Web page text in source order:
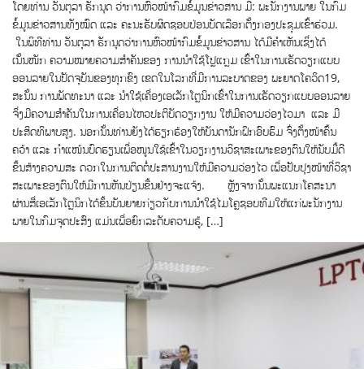
ໂດຍທ່ານ ວັນຕຸລາ ຣັກນຸດ ວ່າການຫົວໜ້າກົມຂໍ້ມູນຂ່າວສານ ມີ: ພະນັກງານພາຍ ໃນກົມ
ຂໍ້ມູນຂ່າວສານທັງໝົດ ແລະ ຄະນະຮັບຜິດຊອບປ່ອນບັດເລືອກຕັ້ງກອງປະຊຸມເຂົ້າຮ່ວມ.
ໃນພິທີທ່ານ ວັນຕຸລາ ຣັກນຸດວ່າການຫົວໜ້າກົມຂໍ້ມູນຂ່າວສານ ​ໄດ້ມີຄໍາເຫັນເຊິ່ງໄດ້
ເນັ້ນໜັກ ຄວາມໝາຍຄວາມສຳຄັນຂອງ ການນໍາໃຊ້ໂປຼແກຼມ ເຂົ້າໃນການເຮັດວຽກແບບ
ອອນລາຍໃນປັດຈຸບັນຂອງທຸກຂົງ ເຂດໃນໂລກທີ່ມີການລະບາດຂອງ ພະຍາດໂຄວິດ19,
ສະນັ້ນ ການພັດທະນາ ແລະ ນຳໃຊ້ເຄື່ອງເອເລັກໂຕຼນິກເຂົ້າໃນການເຮັດວຽກແບບອອນລາຍ
ຈຶ່ງມີຄວາມສໍາຄັນໃນການເຄື່ອນໄຫວປະຕິບັດວຽກງານ ໃຫ້ມີຄວາມວ່ອງໄວມາ ແລະ ມີ
ປະສິດທິພາບສູງ. ນອກນັ້ນທ່ານຍັງໄດ້​ຮຽກຮ້ອງ​ໃຫ້​ບັນດານັກຝຶກອົບຮົມ ​ຈົ່ງ​ຕັ້ງໜ້າຄົ້ນ
ຄວ້າ ແລະ ກຳແໜ້ນບົດຮຽນເພື່ອໜູນໃຊ້ເຂົ້າໃນ​ວຽກງານ​ວິຊາ​ສະ​ເພາະ​ຂອງ​ຕົນ​ໃຫ້​ນັບ​ມື້​ດີ​
ຂຶ້ນສ້າງຄວາມສະ ດວກໃນການຕິດຕໍ່ປະສານງານໃຫ້ມີຄວາມວ່ອງໄວ ເພື່ອປັບປຸງໜ້າທີ່ວິຊາ
ສະເພາະຂອງຕົນໃຫ້ມີການຫັນປ່ຽນຂື້ນຢ່າງຈະແຈ້ງ. ຫຼັງຈາກນັ້ນພະແນກໂຄສະນາ
ຜ່ານສື່ເອເລັກໂຕຼນິກໄດ້ຂຶ້ນບັນຍາຍກ່ຽວກັບການນຳໃຊ້ໄມໂຄຼຊອບທີມໃຫ້ແກ່ພະນັກງານ
ພາຍໃນກົມຈຸດປະສົງ​ ​ແມ່ນ​ເພື່ອ​​ຍົກ​ລະດັບ​ຄວາມ​ຮູ້​, […]